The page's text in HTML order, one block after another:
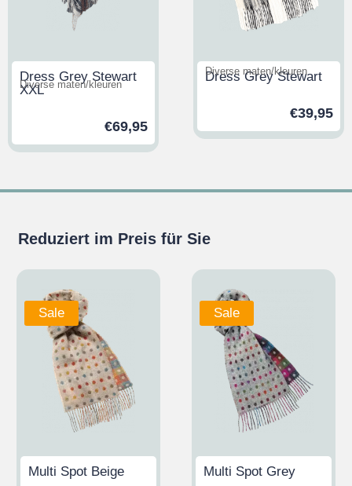
Dress Grey Stewart
XXL
Diverse maten/kleuren
€69,95
Dress Grey Stewart
Diverse maten/kleuren
€39,95
Reduziert im Preis für Sie
Sale
Multi Spot Beige
Sale
Multi Spot Grey